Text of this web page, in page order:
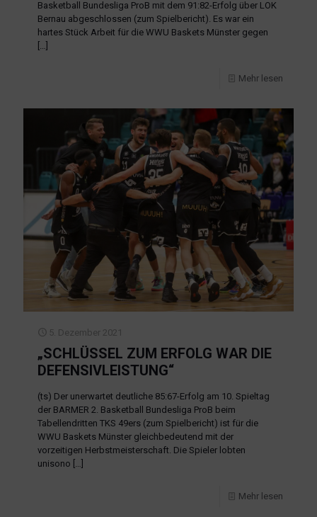
Basketball Bundesliga ProB mit dem 91:82-Erfolg über LOK
Bernau abgeschlossen (zum Spielbericht). Es war ein
hartes Stück Arbeit für die WWU Baskets Münster gegen
[…]
Mehr lesen
5. Dezember 2021
„SCHLÜSSEL ZUM ERFOLG WAR DIE
DEFENSIVLEISTUNG“
(ts) Der unerwartet deutliche 85:67-Erfolg am 10. Spieltag
der BARMER 2. Basketball Bundesliga ProB beim
Tabellendritten TKS 49ers (zum Spielbericht) ist für die
WWU Baskets Münster gleichbedeutend mit der
vorzeitigen Herbstmeisterschaft. Die Spieler lobten
unisono
Mehr lesen